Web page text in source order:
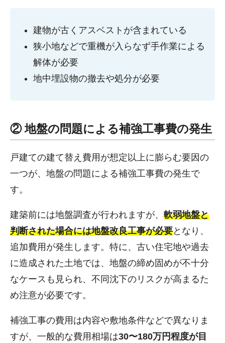
建物が古くアスベストが含まれている
狭小地などで重機が入らなず手作業による
解体が必要
地中埋設物の撤去や処分が必要
② 地盤の問題による補強工事費の発生
戸建ての建て替え費用が想定以上に膨らむ要因の
一つが、地盤の問題による補強工事費の発生で
す。
建築前には地盤調査が行われますが、 軟弱地盤と
判断された場合には地盤改良工事が必要となり、
追加費用が発生します。特に、古い住宅地や過去
に造成された土地では、地盤の締め固めが不十分
なケースも見られ、不同沈下のリスクが高まるた
め注意が必要です。
補強工事の費用は内容や敷地条件などで異なりま
すが、一般的な費用相場は30〜180万円程度が目